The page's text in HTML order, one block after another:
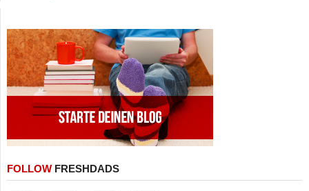
FOLLOW FRESHDADS